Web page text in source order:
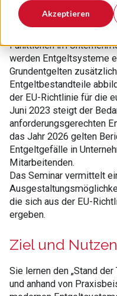
Akzeptieren
Anforderungen entlang
Funktionen im
werden Entgeltsysteme
Grundentgelten
Entgeltbestandteile
der EU-Richtlinie für die
Juni 2023 steigt der
anforderungsgerechten
das Jahr 2026 gelten
Entgeltgefälle in
Mitarbeitenden.
Das Seminar vermittelt
die sich aus der EU-
ergeben.
Ziel und Nutzen
Sie lernen den „Stand
und anhand von